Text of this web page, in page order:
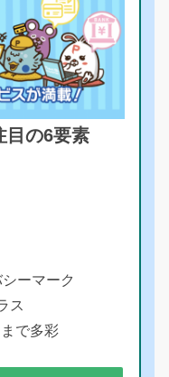
目の6要素
ーマーク
ス
で多彩